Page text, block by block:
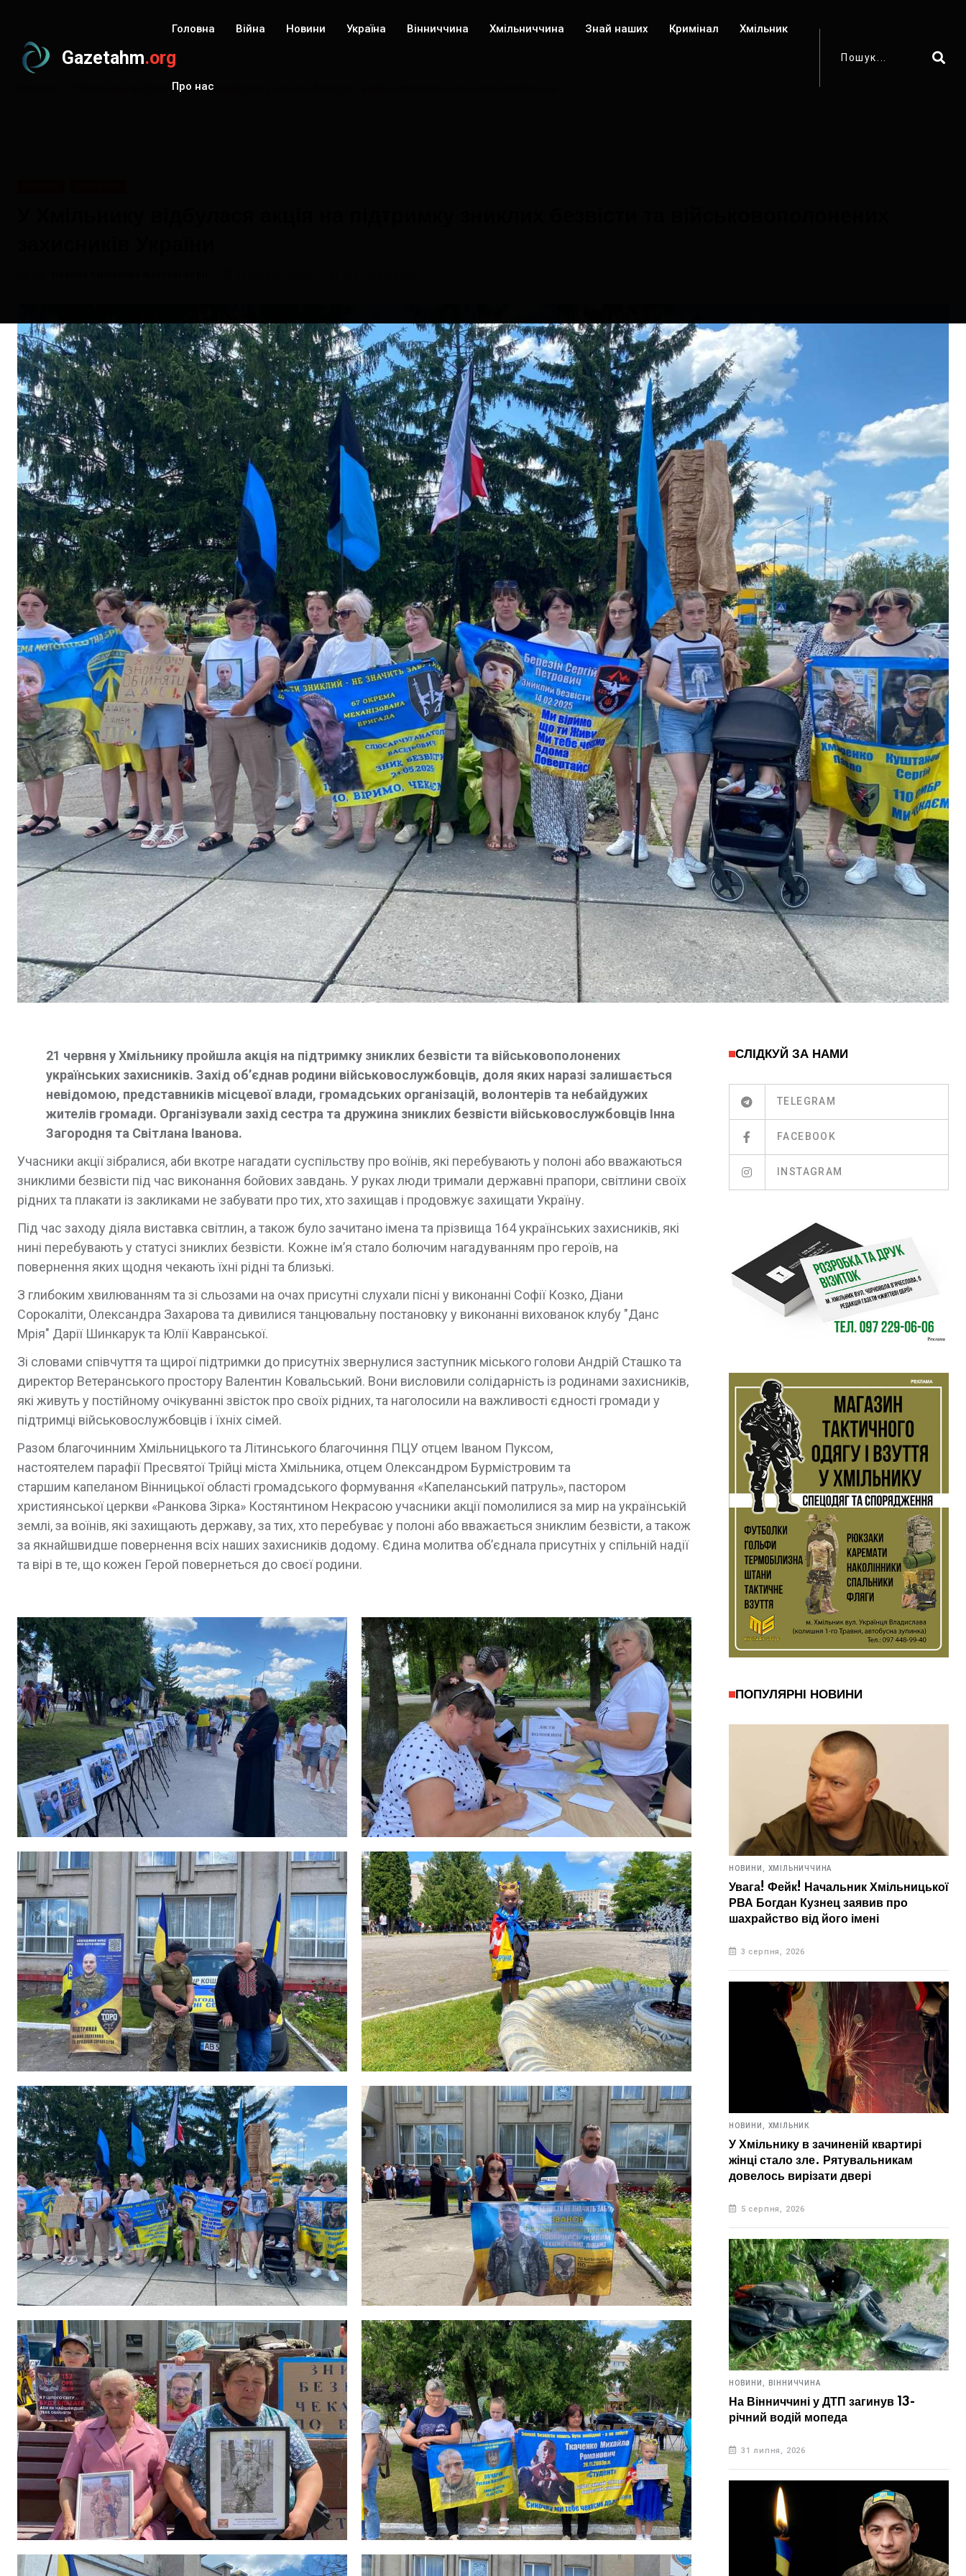
Gazetahm.org
Головна Війна Новини Україна Вінниччина Хмільниччина Знай наших Кримінал Хмільник
Про нас
У Хмільнику відбулася акція на підтримку зниклих безвісти та військовополонених захисників України
21 червня у Хмільнику пройшла акція на підтримку зниклих безвісти та військовополонених
українських захисників. Захід об’єднав родини військовослужбовців, доля яких наразі залишається
невідомою, представників місцевої влади, громадських організацій, волонтерів та небайдужих
жителів громади. Організували захід сестра та дружина зниклих безвісти військовослужбовців Інна
Загородня та Світлана Іванова.
Учасники акції зібралися, аби вкотре нагадати суспільству про воїнів, які перебувають у полоні або вважаються
зниклими безвісти під час виконання бойових завдань. У руках люди тримали державні прапори, світлини своїх
рідних та плакати із закликами не забувати про тих, хто захищав і продовжує захищати Україну.
Під час заходу діяла виставка світлин, а також було зачитано імена та прізвища 164 українських захисників, які
нині перебувають у статусі зниклих безвісти. Кожне ім’я стало болючим нагадуванням про героїв, на
повернення яких щодня чекають їхні рідні та близькі.
З глибоким хвилюванням та зі сльозами на очах присутні слухали пісні у виконанні Софії Козко, Діани
Сорокаліти, Олександра Захарова та дивилися танцювальну постановку у виконанні вихованок клубу "Данс
Мрія" Дарії Шинкарук та Юлії Кавранської.
Зі словами співчуття та щирої підтримки до присутніх звернулися заступник міського голови Андрій Сташко та
директор Ветеранського простору Валентин Ковальський. Вони висловили солідарність із родинами захисників,
які живуть у постійному очікуванні звісток про своїх рідних, та наголосили на важливості єдності громади у
підтримці військовослужбовців і їхніх сімей.
Разом благочинним Хмільницького та Літинського благочиння ПЦУ отцем Іваном Пуксом,
настоятелем парафії Пресвятої Трійці міста Хмільника, отцем Олександром Бурмістровим та
старшим капеланом Вінницької області громадського формування «Капеланський патруль», пастором
християнської церкви «Ранкова Зірка» Костянтином Некрасою учасники акції помолилися за мир на українській
землі, за воїнів, які захищають державу, за тих, хто перебуває у полоні або вважається зниклим безвісти, а також
за якнайшвидше повернення всіх наших захисників додому. Єдина молитва об’єднала присутніх у спільній надії
та вірі в те, що кожен Герой повернеться до своєї родини.
СЛІДКУЙ ЗА НАМИ
TELEGRAM
FACEBOOK
INSTAGRAM
ПОПУЛЯРНІ НОВИНИ
НОВИНИ, ХМІЛЬНИЧЧИНА
Увага! Фейк! Начальник Хмільницької
РВА Богдан Кузнец заявив про
шахрайство від його імені
3 серпня, 2026
НОВИНИ, ХМІЛЬНИК
У Хмільнику в зачиненій квартирі
жінці стало зле. Рятувальникам
довелось вирізати двері
5 серпня, 2026
НОВИНИ, ВІННИЧЧИНА
На Вінниччині у ДТП загинув 13-
річний водій мопеда
31 липня, 2026